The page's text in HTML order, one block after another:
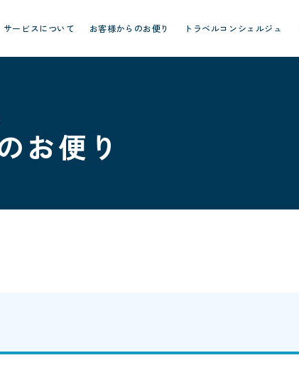
サービスについて お客様からのお便り トラベルコンシェルジュ
お便り